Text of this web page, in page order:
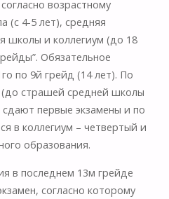
возрастному
(с 4-5 лет), средняя
школы и коллегиум (до 18
Обязательное
по 9й грейд (14 лет). По
страшей средней школы
первые экзамены и по
в коллегиум – четвертый и
образования.
в последнем 13м грейде
согласно которому